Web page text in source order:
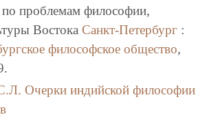
проблемам философии,
Востока Санкт-Петербург:
философское общество,
Очерки индийской философии